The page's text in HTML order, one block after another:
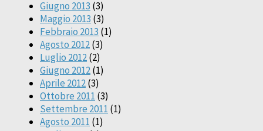
Giugno 2013 (3)
Maggio 2013 (3)
Febbraio 2013 (1)
Agosto 2012(3)
Luglio 2012(2)
Giugno 2012(1)
Aprile 2012(3)
Ottobre 2011 (3)
Settembre 2011 (1)
Agosto 2011 (1)